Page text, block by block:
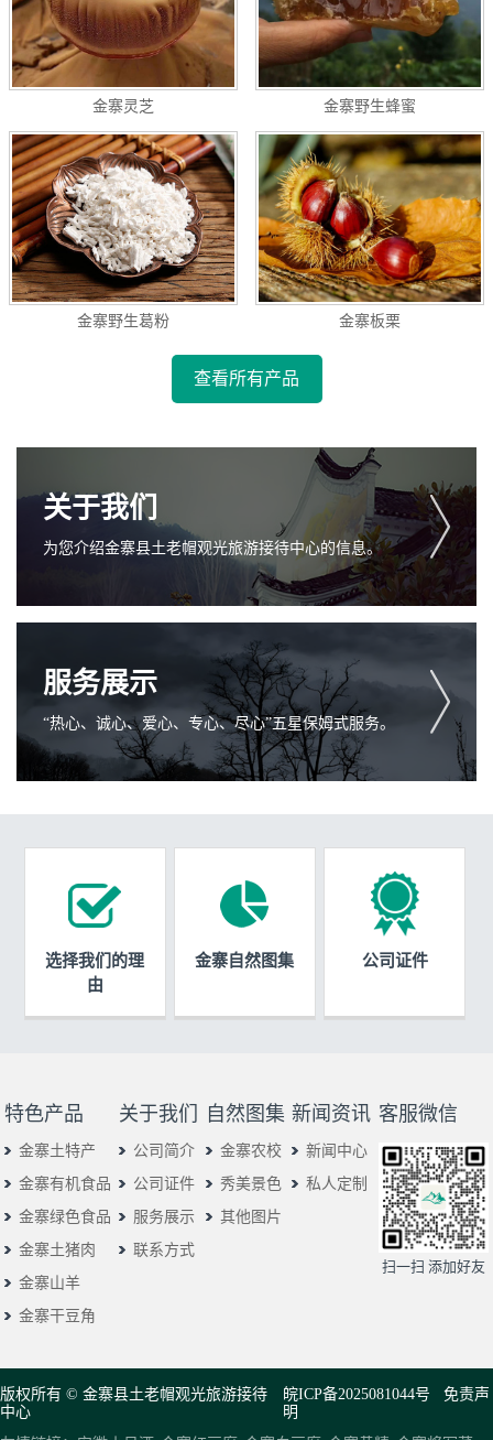
金寨灵芝 金寨野生蜂蜜
金寨野生葛粉 金寨板栗
查看所有产品
关于我们
为您介绍金寨县土老帽观光旅游接待中心的信息。
服务展示
“热心、诚心、爱心、专心、尽心”五星保姆式服务。
选择我们的理
由
金寨自然图集 公司证件
特色产品
金寨土特产
金寨有机食品
金寨绿色食品
金寨土猪肉
金寨山羊
金寨干豆角
关于我们
公司简介
公司证件
服务展示
联系方式
自然图集
金寨农校
秀美景色
其他图片
新闻资讯
新闻中心
私人定制
客服微信
扫一扫 添加好友
版权所有 © 金寨县土老帽观光旅游接待
中心
皖ICP备2025081044号
免责声
明